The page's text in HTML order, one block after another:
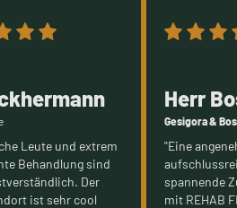
Leute und extrem
Behandlung sind
Der
ist sehr cool
Herr
Gesigora &
"Eine
spannende
mit REHAB